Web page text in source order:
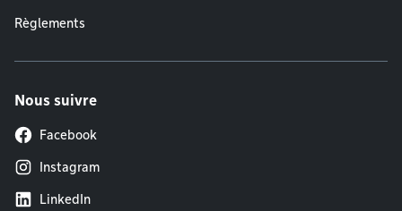
Règlements
Nous suivre
Facebook
Instagram
LinkedIn